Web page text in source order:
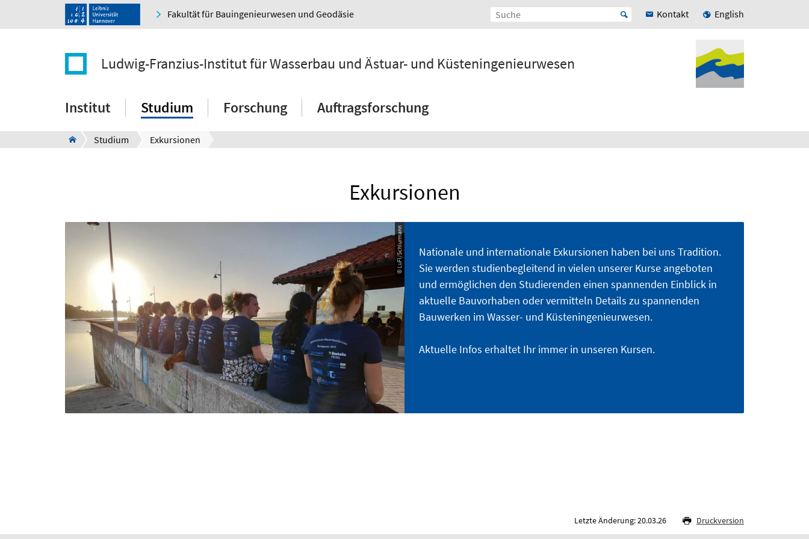
Fakultät für Bauingenieurwesen und Geodäsie Kontakt English
Ludwig-Franzius-Institut für Wasserbau und Ästuar- und Küsteningenieurwesen
Institut Studium Forschung Auftragsforschung
Studium Exkursionen
Exkursionen
© LuFI/Schlurmann
Nationale und internationale Exkursionen haben bei uns Tradition.
Sie werden studienbegleitend in vielen unserer Kurse angeboten
und ermöglichen den Studierenden einen spannenden Einblick in
aktuelle Bauvorhaben oder vermitteln Details zu spannenden
Bauwerken im Wasser- und Küsteningenieurwesen.
Aktuelle Infos erhaltet Ihr immer in unseren Kursen.
Letzte Änderung: 20.03.26 Druckversion